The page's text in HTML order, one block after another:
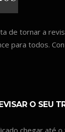
de tornar a
para todos.
O SEU
chegar até o